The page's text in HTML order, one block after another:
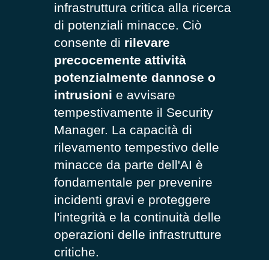
infrastruttura critica alla ricerca
di potenziali minacce. Ciò
consente di rilevare
precocemente attività
potenzialmente dannose o
intrusioni e avvisare
tempestivamente il Security
Manager. La capacità di
rilevamento tempestivo delle
minacce da parte dell'AI è
fondamentale per prevenire
incidenti gravi e proteggere
l'integrità e la continuità delle
operazioni delle infrastrutture
critiche.